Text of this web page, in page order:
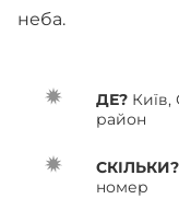
неба.
ДЕ? Київ,
район
СКІЛЬКИ?
номер